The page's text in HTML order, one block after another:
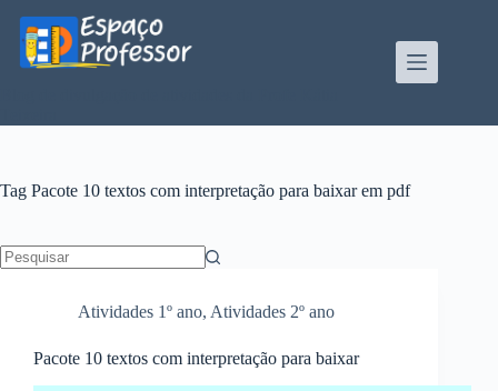
para
conteúdo
Tag Pacote 10 textos com interpretação para baixar em pdf
Atividades 1º ano, Atividades 2º ano
Pacote 10 textos com interpretação para baixar